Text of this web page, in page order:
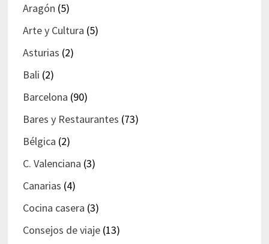
Aragón (5)
Arte y Cultura (5)
Asturias (2)
Bali (2)
Barcelona (90)
Bares y Restaurantes (73)
Bélgica (2)
C. Valenciana (3)
Canarias (4)
Cocina casera (3)
Consejos de viaje(13)